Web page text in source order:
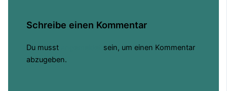
Schreibe einen Kommentar
Du musst
sein, um einen Kommentar
abzugeben.